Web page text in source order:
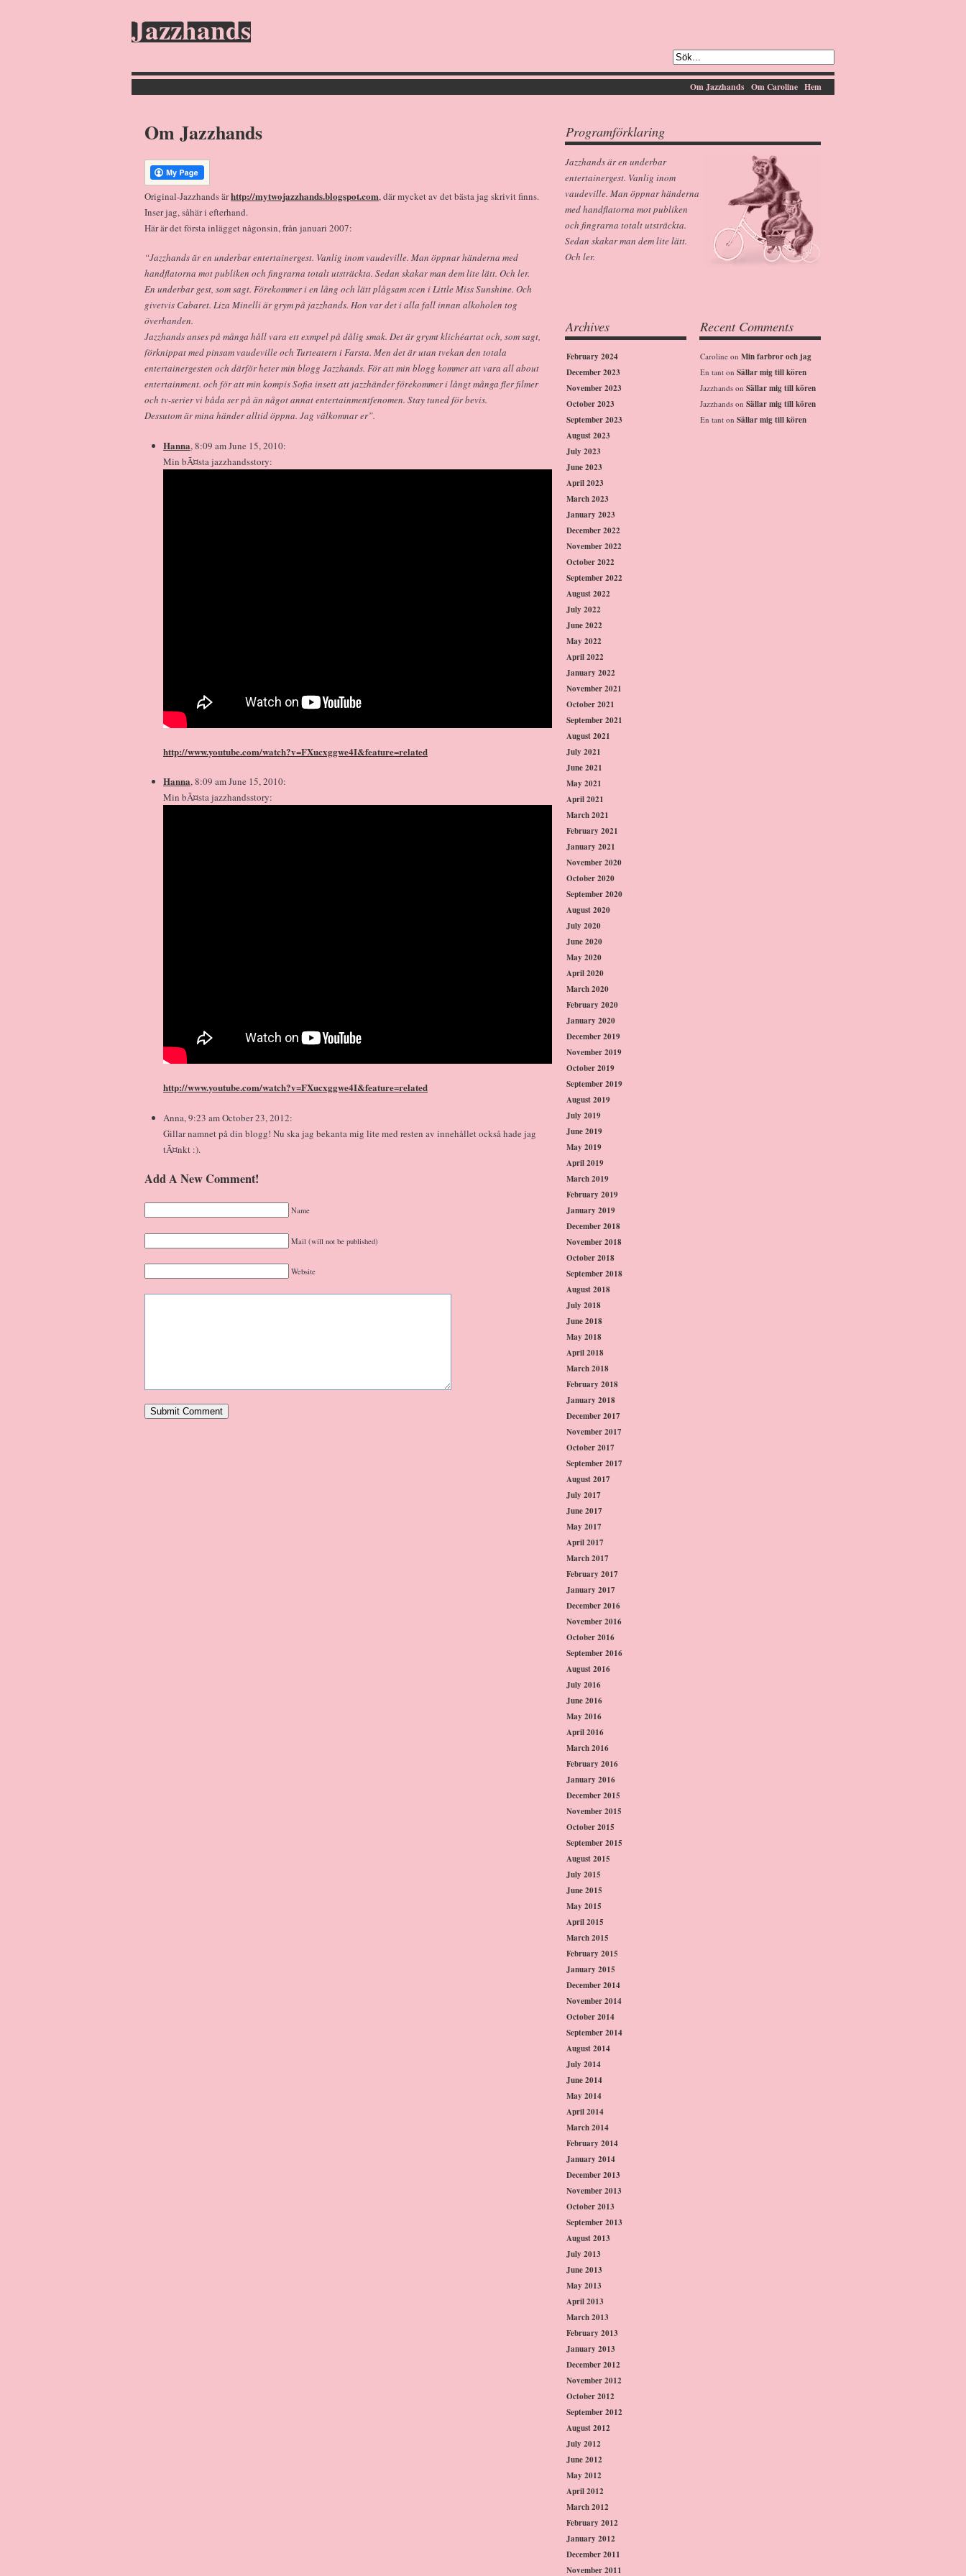
Jazzhands
Hem
Om Caroline
Om Jazzhands
Om Jazzhands
Original-Jazzhands ärhttp://mytwojazzhands.blogspot.com, där mycket av det bästa jag skrivit finns.
Inser jag, såhär i efterhand.
Här är det första inlägget någonsin, från januari 2007:
“Jazzhands är en underbar entertainergest. Vanlig inom vaudeville. Man öppnar händerna med
handflatorna mot publiken och fingrarna totalt utsträckta. Sedan skakar man dem lite lätt. Och ler.
En underbar gest, som sagt. Förekommer i en lång och lätt plågsam scen i Little Miss Sunshine. Och
givetvis Cabaret. Liza Minelli är grym på jazzhands. Hon var det i alla fall innan alkoholen tog
överhanden.
Jazzhands anses på många håll vara ett exmpel på dålig smak. Det är grymt klichéartat och, som sagt,
förknippat med pinsam vaudeville och Turteatern i Farsta. Men det är utan tvekan den totala
entertainergesten och därför heter min blogg Jazzhands. För att min blogg kommer att vara all about
entertainment. och för att min kompis Sofia insett att jazzhänder förekommer i långt många fler filmer
och tv-serier vi båda ser på än något annat entertainmentfenomen. Stay tuned för bevis.
Dessutom är mina händer alltid öppna. Jag välkomnar er”.
Hanna, 8:09 am June 15, 2010:
Min bÃ¤sta jazzhandsstory:
http://www.youtube.com/watch?v=FXucxggwe4I&feature=related
Hanna, 8:09 am June 15, 2010:
Min bÃ¤sta jazzhandsstory:
http://www.youtube.com/watch?v=FXucxggwe4I&feature=related
Anna, 9:23 am October 23, 2012:
Gillar namnet på din blogg! Nu ska jag bekanta mig lite med resten av innehållet också hade jag
tÃ¤nkt :).
Add A New Comment!
Name
Mail (will not be published)
Website
Programförklaring
Jazzhands är en underbar
entertainergest. Vanlig inom
vaudeville. Man öppnar händerna
med handflatorna mot publiken
och fingrarna totalt utsträckta.
Sedan skakar man dem lite lätt.
Och ler.
Archives
February 2024
December 2023
November 2023
October 2023
September 2023
August 2023
July 2023
June 2023
April 2023
March 2023
January 2023
December 2022
November 2022
October 2022
September 2022
August 2022
July 2022
June 2022
May 2022
April 2022
January 2022
November 2021
October 2021
September 2021
August 2021
July 2021
June 2021
May 2021
April 2021
March 2021
February 2021
January 2021
November 2020
October 2020
September 2020
August 2020
July 2020
June 2020
May 2020
April 2020
March 2020
February 2020
January 2020
December 2019
November 2019
October 2019
September 2019
August 2019
July 2019
June 2019
May 2019
April 2019
March 2019
February 2019
January 2019
December 2018
November 2018
October 2018
September 2018
August 2018
July 2018
June 2018
May 2018
April 2018
March 2018
February 2018
January 2018
December 2017
November 2017
October 2017
September 2017
August 2017
July 2017
June 2017
May 2017
April 2017
March 2017
February 2017
January 2017
December 2016
November 2016
October 2016
September 2016
August 2016
July 2016
June 2016
May 2016
April 2016
March 2016
February 2016
January 2016
December 2015
November 2015
October 2015
September 2015
August 2015
July 2015
June 2015
May 2015
April 2015
March 2015
February 2015
January 2015
December 2014
November 2014
October 2014
September 2014
August 2014
July 2014
June 2014
May 2014
April 2014
March 2014
February 2014
January 2014
December 2013
November 2013
October 2013
September 2013
August 2013
July 2013
June 2013
May 2013
April 2013
March 2013
February 2013
January 2013
December 2012
November 2012
October 2012
September 2012
August 2012
July 2012
June 2012
May 2012
April 2012
March 2012
February 2012
January 2012
December 2011
November 2011
Recent Comments
Caroline on Min farbror och jag
En tant on Sällar mig till kören
Jazzhands on Sällar mig till kören
Jazzhands on Sällar mig till kören
En tant on Sällar mig till kören